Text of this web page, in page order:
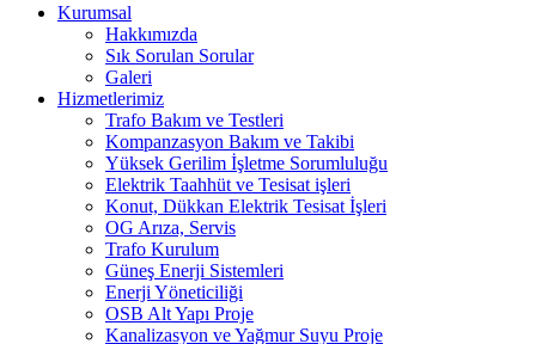
Kurumsal
Hakkımızda
Sık Sorulan Sorular
Galeri
Hizmetlerimiz
Trafo Bakım ve Testleri
Kompanzasyon Bakım ve Takibi
Yüksek Gerilim İşletme Sorumluluğu
Elektrik Taahhüt ve Tesisat işleri
Konut, Dükkan Elektrik Tesisat İşleri
OG Arıza, Servis
Trafo Kurulum
Güneş Enerji Sistemleri
Enerji Yöneticiliği
OSB Alt Yapı Proje
Kanalizasyon ve Yağmur Suyu Proje